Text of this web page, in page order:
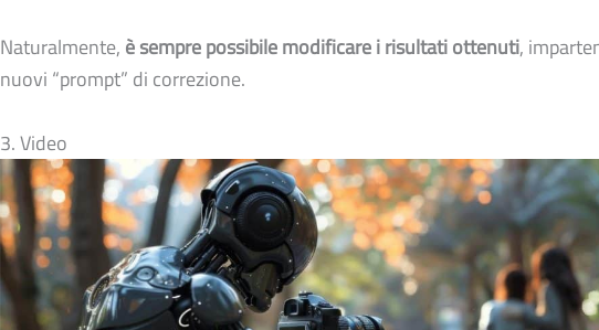
Naturalmente, è sempre possibile modificare i risultati ottenuti,
nuovi “prompt” di correzione.
3. Video